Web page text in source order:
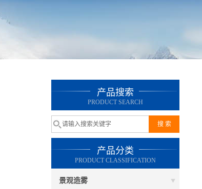
产品搜索
PRODUCT SEARCH
产品分类
PRODUCT CLASSIFICATION
景观造雾